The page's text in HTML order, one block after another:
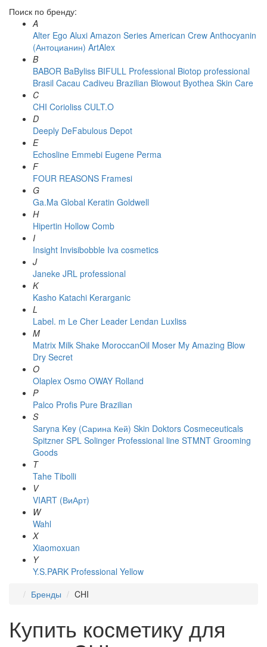
Поиск по бренду:
A
Alter Ego Aluxi Amazon Series American Crew Anthocyanin
(Антоцианин) ArtAlex
B
BABOR BaByliss BIFULL Professional Biotop professional
Brasil Cacau Сadiveu Brazilian Blowout Byothea Skin Care
C
CHI Corioliss CULT.O
D
Deeply DeFabulous Depot
E
Echosline Emmebi Eugene Perma
F
FOUR REASONS Framesi
G
Ga.Ma Global Keratin Goldwell
H
Hipertin Hollow Comb
I
Insight Invisibobble Iva cosmetics
J
Janeke JRL professional
K
Kasho Katachi Kerarganic
L
Label. m Le Cher Leader Lendan Luxliss
M
Matrix Milk Shake MoroccanOil Moser My Amazing Blow
Dry Secret
O
Olaplex Osmo OWAY Rolland
P
Palco Profis Pure Brazilian
S
Saryna Key (Сарина Кей) Skin Doktors Cosmeceuticals
Spitzner SPL Solinger Professional line STMNT Grooming
Goods
T
Tahe Tibolli
V
VIART (ВиАрт)
W
Wahl
X
Xiaomoxuan
Y
Y.S.PARK Professional Yellow
Бренды
CHI
Купить косметику для